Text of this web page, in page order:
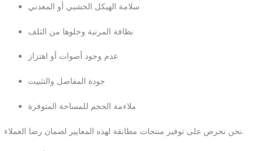
سلامة الهيكل الخشبي أو المعدني
نظافة المرتبة وخلوها من التلف
عدم وجود أصوات أو اهتزاز
جودة المفاصل والتثبيت
ملاءمة الحجم للمساحة المتوفرة
نحن نحرص على توفير منتجات مطابقة لهذه المعايير لضمان رضا العملاء.